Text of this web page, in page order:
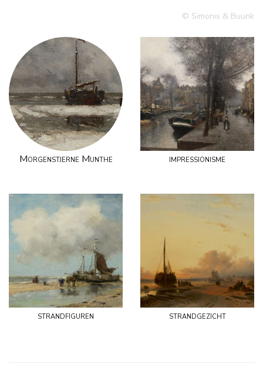
© Simonis & Buunk
Morgenstjerne Munthe impressionisme
strandfiguren strandgezicht